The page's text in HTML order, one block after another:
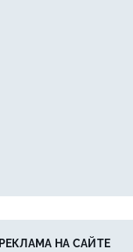
РЕКЛАМА НА САЙТЕ